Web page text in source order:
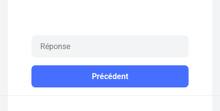
Précédent